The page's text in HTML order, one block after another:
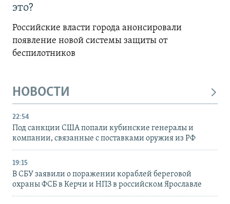
это?
Российские власти города анонсировали
появление новой системы защиты от
беспилотников
НОВОСТИ
22:54
Под санкции США попали кубинские генералы и
компании, связанные с поставками оружия из РФ
19:15
В СБУ заявили о поражении кораблей береговой
охраны ФСБ в Керчи и НПЗ в российском Ярославле